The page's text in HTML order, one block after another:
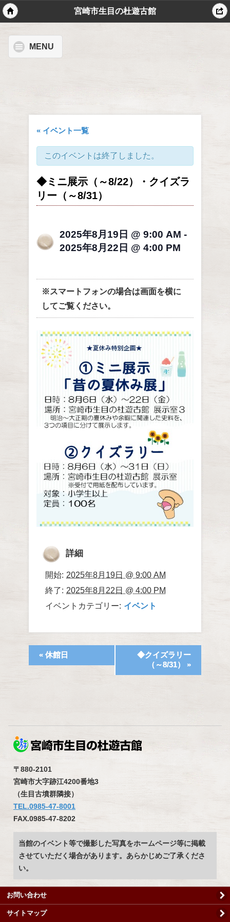
宮崎市生目の杜遊古館
MENU
« イベント一覧
このイベントは終了しました。
◆ミニ展示（～8/22）・クイズラ
リー（～8/31）
2025年8月19日 @ 9:00 AM -
2025年8月22日 @ 4:00 PM
※スマートフォンの場合は画面を横に
してご覧ください。
詳細
開始: 2025年8月19日 @ 9:00 AM
終了: 2025年8月22日 @ 4:00 PM
イベントカテゴリー: イベント
« 休館日
◆クイズラリー
（～8/31） »
〒880-2101
宮崎市大字跡江4200番地3
（生目古墳群隣接）
TEL.0985-47-8001
FAX.0985-47-8202
当館のイベント等で撮影した写真をホームページ等に掲載
させていただく場合があります。あらかじめご了承くださ
い。
お問い合わせ
サイトマップ